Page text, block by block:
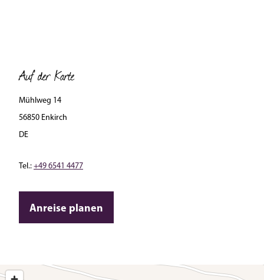
Auf der Karte
Mühlweg 14
56850 Enkirch
DE
Tel.: +49 6541 4477
Anreise planen